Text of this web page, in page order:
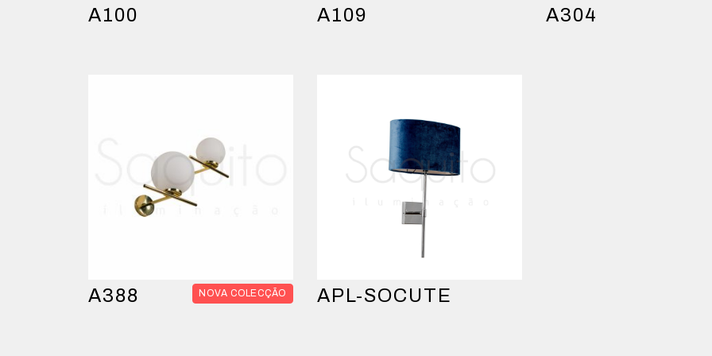
A100 A109 A304
NOVA COLECÇÃO
A388 APL-SOCUTE